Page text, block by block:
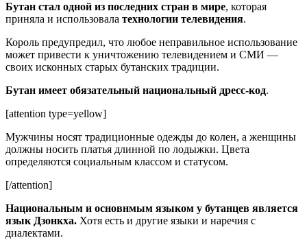
Бутан стал одной из последних стран в мире, которая
приняла и использовала технологии телевидения.
Король предупредил, что любое неправильное использование
может привести к уничтожению телевидением и СМИ —
своих исконных старых бутанских традиции.
Бутан имеет обязательный национальный дресс-код.
[attention type=yellow]
Мужчины носят традиционные одежды до колен, а женщины
должны носить платья длинной по лодыжки. Цвета
определяются социальным классом и статусом.
[/attention]
Национальным и основнмым языком у бутанцев является
язык Дзонкха. Хотя есть и другие языки и наречия с
диалектами.